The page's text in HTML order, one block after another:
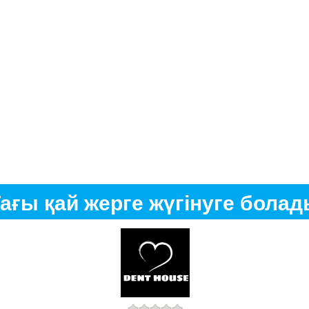
қай жерге жүгінуге